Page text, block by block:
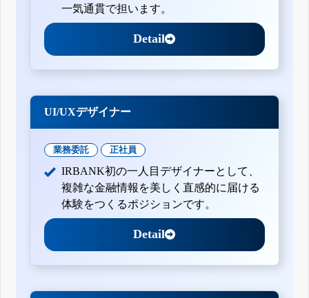
一気通貫で担います。
Detail
UI/UXデザイナー
業務委託 正社員
IRBANK初の一人目デザイナーとして、
複雑な金融情報を美しく直感的に届ける
体験をつくるポジションです。
Detail